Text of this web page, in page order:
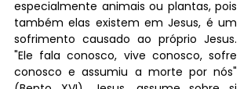
especialmente animais ou plantas, pois
também elas existem em Jesus, é um
sofrimento causado ao próprio Jesus.
"Ele fala conosco, vive conosco, sofre
conosco e assumiu a morte por nós"